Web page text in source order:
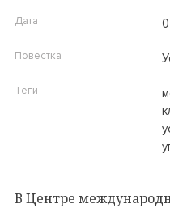
В Центре
Дата
Повестка
Теги